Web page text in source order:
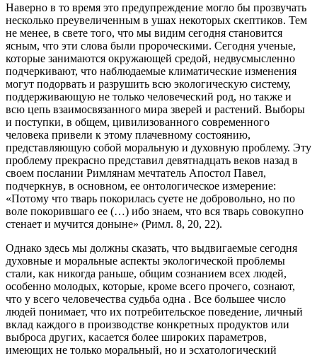
Наверно в то время это предупреждение могло бы прозвучать
несколько преувеличенным в ушах некоторых скептиков. Тем
не менее, в свете того, что мы видим сегодня становится
ясным, что эти слова были пророческими. Сегодня ученые,
которые занимаются окружающей средой, недвусмысленно
подчеркивают, что наблюдаемые климатические изменения
могут подорвать и разрушить всю экологическую систему,
поддерживающую не только человеческий род, но также и
всю цепь взаимосвязанного мира зверей и растений. Выборы
и поступки, в общем, цивилизованного современного
человека привели к этому плачевному состоянию,
представляющую собой моральную и духовную проблему. Эту
проблему прекрасно представил девятнадцать веков назад в
своем послании Римлянам мечтатель Апостол Павел,
подчеркнув, в основном, ее онтологическое измерение:
«Потому что тварь покорилась суете не добровольно, но по
воле покорившаго ее (…) ибо знаем, что вся тварь совокупно
стенает и мучится доныне» (Римл. 8, 20, 22).
Однако здесь мы должны сказать, что выдвигаемые сегодня
духовные и моральные аспекты экологической проблемы
стали, как никогда раньше, общим сознанием всех людей,
особенно молодых, которые, кроме всего прочего, сознают,
что у всего человечества судьба одна . Все большее число
людей понимает, что их потребительское поведение, личный
вклад каждого в производстве конкретных продуктов или
выброса других, касается более широких параметров,
имеющих не только моральный, но и эсхатологический